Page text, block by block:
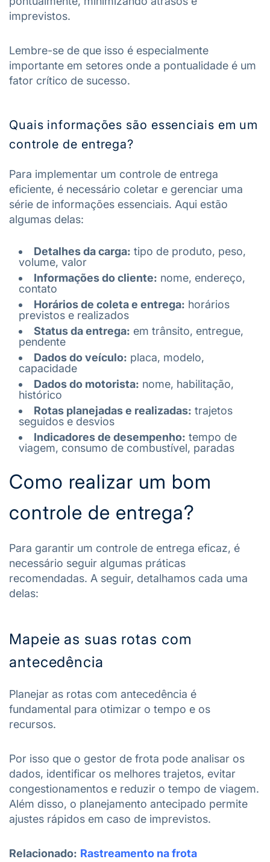
imprevistos.
Lembre-se de que isso é especialmente
importante em setores onde a pontualidade é um
fator crítico de sucesso.
Quais informações são essenciais em um
controle de entrega?
Para implementar um controle de entrega
eficiente, é necessário coletar e gerenciar uma
série de informações essenciais. Aqui estão
algumas delas:
Detalhes da carga: tipo de produto, peso,
volume, valor
Informações do cliente: nome, endereço,
contato
Horários de coleta e entrega: horários
previstos e realizados
Status da entrega: em trânsito, entregue,
pendente
Dados do veículo: placa, modelo,
capacidade
Dados do motorista: nome, habilitação,
histórico
Rotas planejadas e realizadas: trajetos
seguidos e desvios
Indicadores de desempenho: tempo de
viagem, consumo de combustível, paradas
Como realizar um bom
controle de entrega?
Para garantir um controle de entrega eficaz, é
necessário seguir algumas práticas
recomendadas. A seguir, detalhamos cada uma
delas:
Mapeie as suas rotas com
antecedência
Planejar as rotas com antecedência é
fundamental para otimizar o tempo e os
recursos.
Por isso que o gestor de frota pode analisar os
dados, identificar os melhores trajetos, evitar
congestionamentos e reduzir o tempo de viagem.
Além disso, o planejamento antecipado permite
ajustes rápidos em caso de imprevistos.
Relacionado: Rastreamento na frota